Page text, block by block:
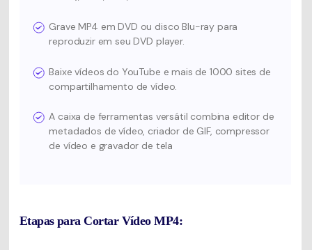
Grave MP4 em DVD ou disco Blu-ray para
reproduzir em seu DVD player.
Baixe vídeos do YouTube e mais de 1000 sites de
compartilhamento de vídeo.
A caixa de ferramentas versátil combina editor de
metadados de vídeo, criador de GIF, compressor
de vídeo e gravador de tela
Etapas para Cortar Vídeo MP4: